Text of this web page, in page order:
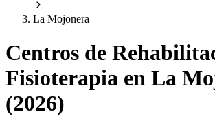
La Mojonera
Centros de
Fisioterapia en La
(2026)